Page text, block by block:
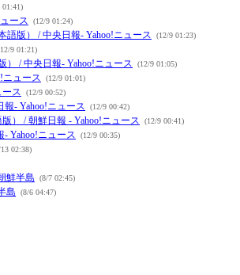
01:41)
ース (12/9 01:24)
版） / 中央日報- Yahoo!ニュース (12/9 01:23)
9 01:21)
/ 中央日報- Yahoo!ニュース (12/9 01:05)
ニュース (12/9 01:01)
ース (12/9 00:52)
- Yahoo!ニュース (12/9 00:42)
） / 朝鮮日報 - Yahoo!ニュース (12/9 00:41)
Yahoo!ニュース (12/9 00:35)
02:38)
鮮半島 (8/7 02:45)
島 (8/6 04:47)